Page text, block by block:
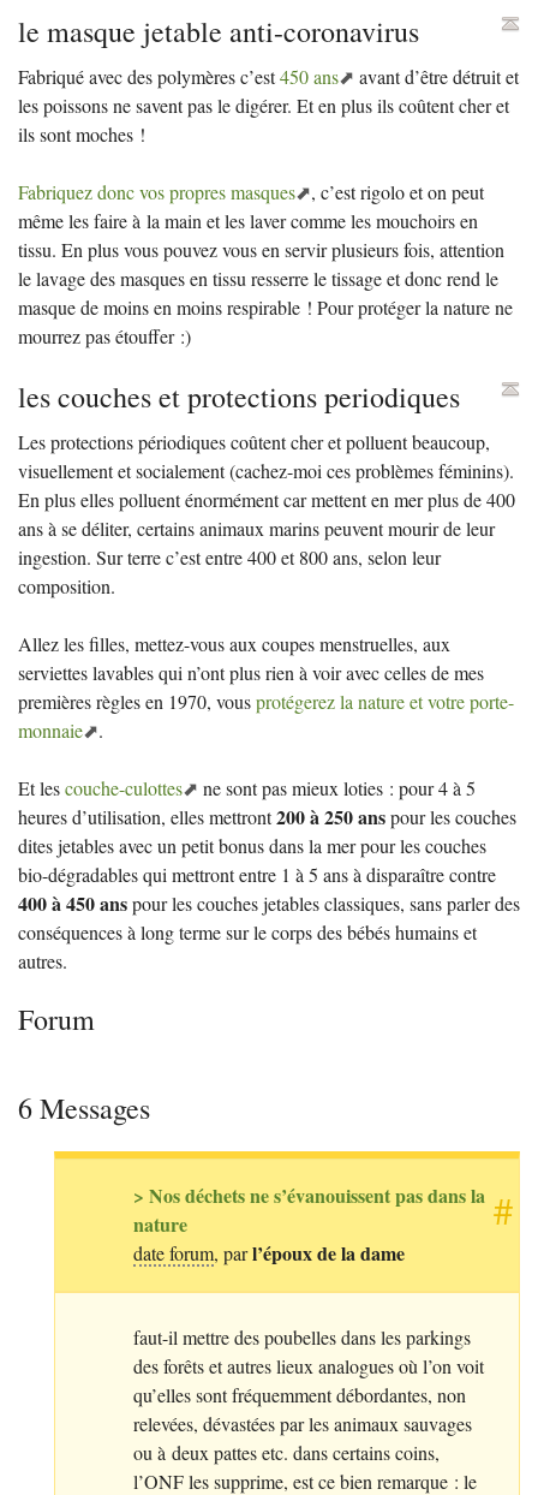
le masque jetable anti-coronavirus
Fabriqué avec des polymères c’est450 ans
avant d’être détruit et
les poissons ne savent pas le digérer. Et en plus ils coûtent cher et
ils sont moches !
Fabriquez donc vos propres masques
, c’est rigolo et on peut
même les faire à la main et les laver comme les mouchoirs en
tissu. En plus vous pouvez vous en servir plusieurs fois, attention
le lavage des masques en tissu resserre le tissage et donc rend le
masque de moins en moins respirable ! Pour protéger la nature ne
mourrez pas étouffer :)
les couches et protections periodiques
Les protections périodiques coûtent cher et polluent beaucoup,
visuellement et socialement (cachez-moi ces problèmes féminins).
En plus elles polluent énormément car mettent en mer plus de 400
ans à se déliter, certains animaux marins peuvent mourir de leur
ingestion. Sur terre c’est entre 400 et 800 ans, selon leur
composition.
Allez les filles, mettez-vous aux coupes menstruelles, aux
serviettes lavables qui n’ont plus rien à voir avec celles de mes
premières règles en 1970, vousprotégerez la nature et votre porte-
monnaie
.
Et lescouche-culottes
ne sont pas mieux loties : pour 4 à 5
heures d’utilisation, elles mettront200 à 250 anspour les couches
dites jetables avec un petit bonus dans la mer pour les couches
bio-dégradables qui mettront entre 1 à 5 ans à disparaître contre
400 à 450 anspour les couches jetables classiques, sans parler des
conséquences à long terme sur le corps des bébés humains et
autres.
Forum
6 Messages
#
> Nos déchets ne s’évanouissent pas dans la
nature
date forum, parl’époux de la dame
faut-il mettre des poubelles dans les parkings
des forêts et autres lieux analogues où l’on voit
qu’elles sont fréquemment débordantes, non
relevées, dévastées par les animaux sauvages
ou à deux pattes etc. dans certains coins,
l’ONFles supprime, est ce bien remarque : le